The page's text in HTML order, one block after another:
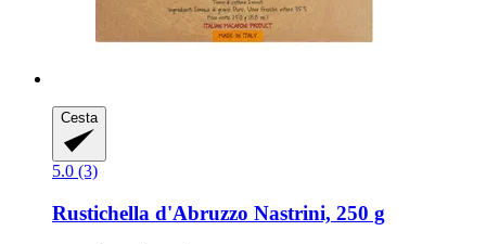
Cesta
5.0 (3)
Rustichella d'Abruzzo Nastrini, 250 g